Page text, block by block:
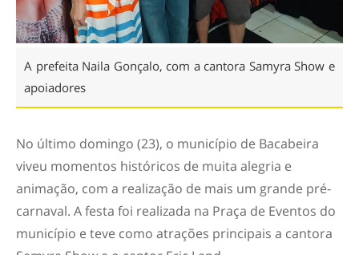
A prefeita Naila Gonçalo, com a cantora Samyra Show e
apoiadores
No último domingo (23), o município de Bacabeira
viveu momentos históricos de muita alegria e
animação, com a realização de mais um grande pré-
carnaval. A festa foi realizada na Praça de Eventos do
município e teve como atrações principais a cantora